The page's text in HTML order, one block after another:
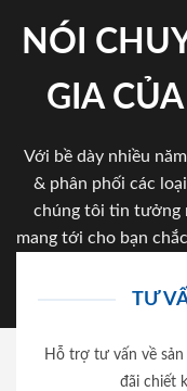
NÓI
GIA
Với bề dày nhiều
& phân phối các
chúng tôi tin tưởng
mang tới cho bạn
TƯ
Hỗ trợ tư vấn về sản
đãi chiết